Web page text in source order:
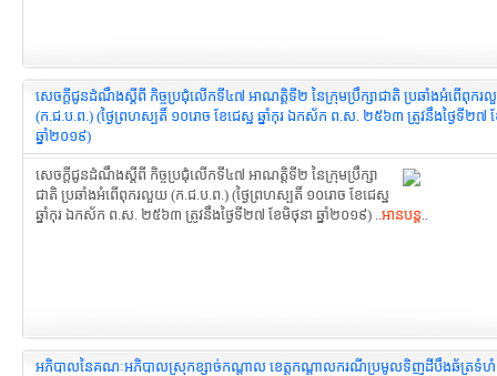
សេចក្ដីជូនដំណឹងស្ដីពី កិច្ចប្រជុំលើកទី៤៧ អាណត្តិទី២ នៃក្រុមប្រឹក្សាជាតិ ប្រឆាំងអំពើពុក
(ក.ជ.ប.ព.) (ថ្ងៃព្រហស្បតិ៍ ១០រោច ខែជេស្ឋ ឆ្នាំកុរ ឯកស័ក ព.ស. ២៥៦៣ ត្រូវនឹងថ្ងៃទី២៧
ឆ្នាំ២០១៩)
សេចក្ដីជូនដំណឹងស្ដីពី កិច្ចប្រជុំលើកទី៤៧ អាណត្តិទី២ នៃក្រុមប្រឹក្សា
ជាតិ ប្រឆាំងអំពើពុករលួយ (ក.ជ.ប.ព.) (ថ្ងៃព្រហស្បតិ៍ ១០រោច ខែជេស្ឋ
ឆ្នាំកុរ ឯកស័ក ព.ស. ២៥៦៣ ត្រូវនឹងថ្ងៃទី២៧ ខែមិថុនា ឆ្នាំ២០១៩) ..អានបន្ត..
អភិបាលនៃគណៈអភិបាលស្រុកខ្សាច់កណ្តាល ខេត្តកណ្តាលករណីប្រមូល​ទិញដីបឹងឆ័ត្រទំហំ